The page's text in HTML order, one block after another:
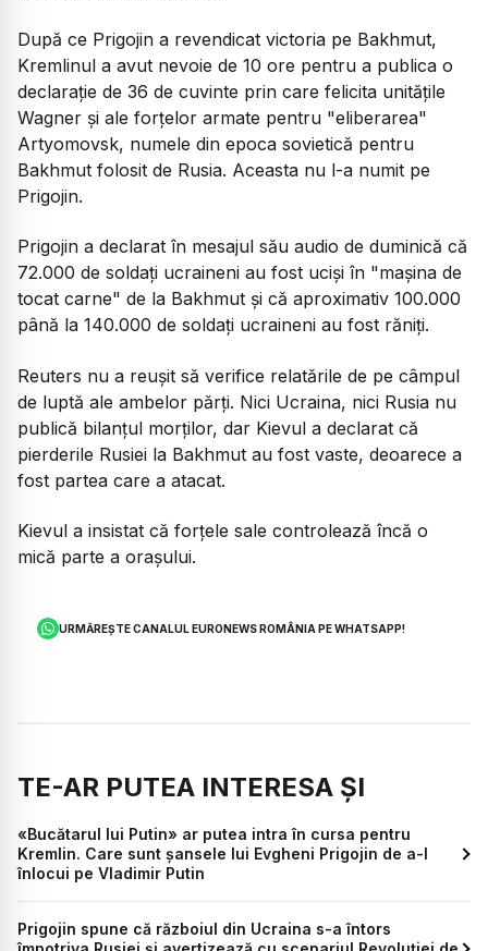
După ce Prigojin a revendicat victoria pe Bakhmut,
Kremlinul a avut nevoie de 10 ore pentru a publica o
declarație de 36 de cuvinte prin care felicita unitățile
Wagner și ale forțelor armate pentru "eliberarea"
Artyomovsk, numele din epoca sovietică pentru
Bakhmut folosit de Rusia. Aceasta nu l-a numit pe
Prigojin.
Prigojin a declarat în mesajul său audio de duminică că
72.000 de soldați ucraineni au fost uciși în "mașina de
tocat carne" de la Bakhmut și că aproximativ 100.000
până la 140.000 de soldați ucraineni au fost răniți.
Reuters nu a reușit să verifice relatările de pe câmpul
de luptă ale ambelor părți. Nici Ucraina, nici Rusia nu
publică bilanțul morților, dar Kievul a declarat că
pierderile Rusiei la Bakhmut au fost vaste, deoarece a
fost partea care a atacat.
Kievul a insistat că forțele sale controlează încă o
mică parte a orașului.
URMĂREȘTE CANALUL EURONEWS ROMÂNIA PE WHATSAPP!
TE-AR PUTEA INTERESA ȘI
«Bucătarul lui Putin» ar putea intra în cursa pentru
Kremlin. Care sunt șansele lui Evgheni Prigojin de a-l
înlocui pe Vladimir Putin
Prigojin spune că războiul din Ucraina s-a întors